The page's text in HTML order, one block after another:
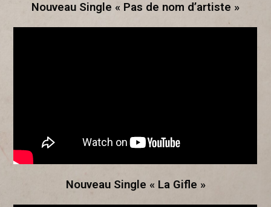
Nouveau Single « Pas de nom d’artiste »
Nouveau Single « La Gifle »